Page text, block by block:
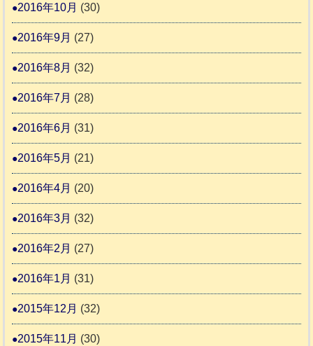
2016年10月 (30)
2016年9月 (27)
2016年8月 (32)
2016年7月 (28)
2016年6月 (31)
2016年5月 (21)
2016年4月 (20)
2016年3月 (32)
2016年2月 (27)
2016年1月 (31)
2015年12月 (32)
2015年11月 (30)